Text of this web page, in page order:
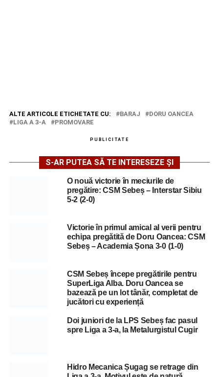
ALTE ARTICOLE ETICHETATE CU: BARAJ
DORU OANCEA
LIGA A 3-A
PROMOVARE
PUBLICITATE
S-AR PUTEA SĂ TE INTERESEZE ȘI
O nouă victorie în meciurile de
pregătire: CSM Sebeș – Interstar Sibiu
5-2 (2-0)
Victorie în primul amical al verii pentru
echipa pregătită de Doru Oancea: CSM
Sebeș – Academia Șona 3-0 (1-0)
CSM Sebeș începe pregătirile pentru
SuperLiga Alba. Doru Oancea se
bazează pe un lot tânăr, completat de
jucători cu experiență
Doi juniori de la LPS Sebeș fac pasul
spre Liga a 3-a, la Metalurgistul Cugir
Hidro Mecanica Șugag se retrage din